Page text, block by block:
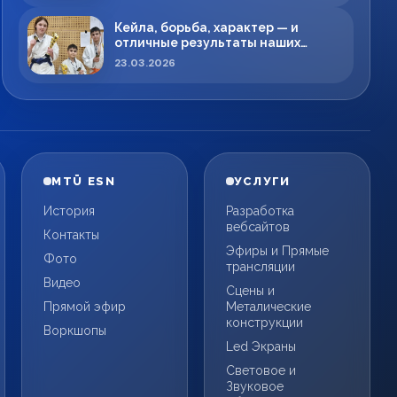
Кейла, борьба, характер — и
отличные результаты наших
спортсменов!
23.03.2026
MTÜ ESN
История
Контакты
Фото
Видео
Прямой эфир
Воркшопы
УСЛУГИ
Разработка
вебсайтов
Эфиры и Прямые
трансляции
Сцены и
Металические
конструкции
Led Экраны
Световое и
Звуковое